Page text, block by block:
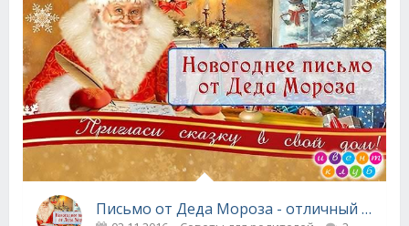
Письмо от Деда Мороза - отличный подарок для малышей!